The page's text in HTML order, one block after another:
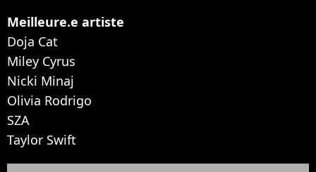
Meilleure.e artiste
Doja Cat
Miley Cyrus
Nicki Minaj
Olivia Rodrigo
SZA
Taylor Swift